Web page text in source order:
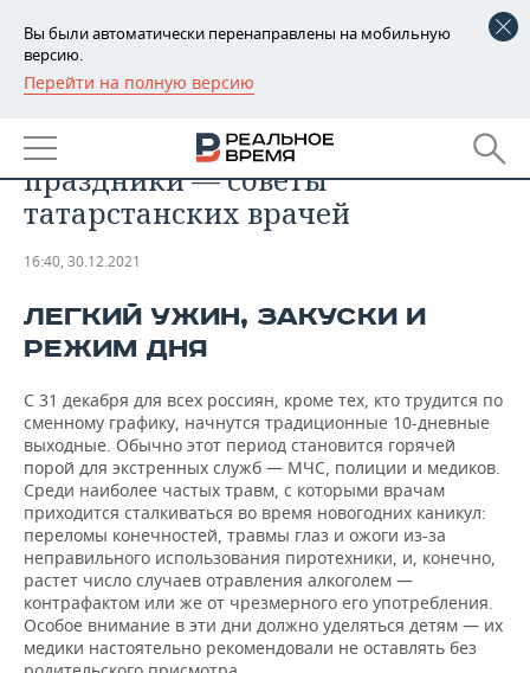
Вы были автоматически перенаправлены на мобильную
версию.
Перейти на полную версию
РЕГИОНЫ
БАШКОРТОСТАН
ТАТАРСТАН
НОВОСТИ
АНАЛИТИКА
ДЕКЛАРАЦИИ О ДОХОДАХ
КОРОЛИ ГОСЗАКАЗА ПФО
ВУЗЫ ТАТАРСТАНА
КОМУ ПРИНАДЛЕЖАТ
ТОРГОВЫЕ ЦЕНТРЫ
ТАТАРСТАНА
НОВОСТИ ЭКОНОМИКИ
ФИНАНСЫ
БАНКИ
БЮДЖЕТ
ИНВЕСТИЦИИ
ПРОМЫШЛЕННОСТЬ
НОВОСТИ
АГРОПРОМ
МАШИНОСТРОЕНИЕ
НЕФТЕХИМИЯ
НЕФТЬ
ОПК
НЕДВИЖИМОСТЬ
НОВОСТИ НЕДВИЖИМОСТИ
АВТО
НОВОСТИ АВТО
БИЗНЕС
НОВОСТИ БИЗНЕСА
РОЗНИЧНАЯ ТОРГОВЛЯ
ТРАНСПОРТ
ТЕХНОЛОГИИ
НОВОСТИ ТЕХНОЛОГИЙ
IT
МЕРОПРИЯТИЯ
НОВОСТИ МЕРОПРИЯТИЙ
СПОРТ
Как пережить новогодние
праздники — советы
татарстанских врачей
16:40, 30.12.2021
ЛЕГКИЙ УЖИН, ЗАКУСКИ И
РЕЖИМ ДНЯ
С 31 декабря для всех россиян, кроме тех, кто трудится по
сменному графику, начнутся традиционные 10-дневные
выходные. Обычно этот период становится горячей
порой для экстренных служб — МЧС, полиции и медиков.
Среди наиболее частых травм, с которыми врачам
приходится сталкиваться во время новогодних каникул:
переломы конечностей, травмы глаз и ожоги из-за
неправильного использования пиротехники, и, конечно,
растет число случаев отравления алкоголем —
контрафактом или же от чрезмерного его употребления.
Особое внимание в эти дни должно уделяться детям — их
медики настоятельно рекомендовали не оставлять без